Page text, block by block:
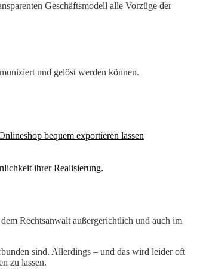
Geschäftsmodell alle Vorzüge der
und gelöst werden können.
bequem exportieren lassen
ihrer Realisierung.
Rechtsanwalt außergerichtlich und auch im
sind. Allerdings – und das wird leider oft
zu lassen.